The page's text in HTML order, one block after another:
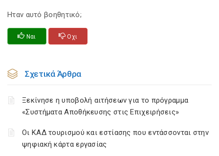
Ηταν αυτό βοηθητικό;
Ναι Οχι
Σχετικά Άρθρα
Ξεκίνησε η υποβολή αιτήσεων για το πρόγραμμα
«Συστήματα Αποθήκευσης στις Επιχειρήσεις»
Οι ΚΑΔ τουρισμού και εστίασης που εντάσσονται στην
ψηφιακή κάρτα εργασίας